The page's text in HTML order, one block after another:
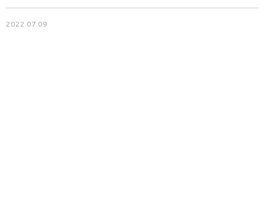
2022.07.09